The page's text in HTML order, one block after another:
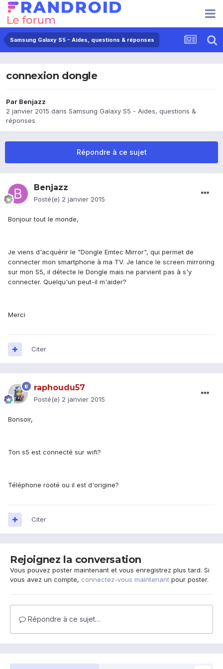
Samsung Galaxy S5 - Aides, questions & réponses
connexion dongle
Par Benjazz
2 janvier 2015 dans Samsung Galaxy S5 - Aides, questions &
réponses
Répondre à ce sujet
Benjazz
Posté(e) 2 janvier 2015
Bonjour tout le monde,
Je viens d'acquérir le "Dongle Emtec Mirror", qui permet de
connecter mon smartphone à ma TV. Je lance le screen mirroring
sur mon S5, il détecte le Dongle mais ne parvient pas à s'y
connecter. Quelqu'un peut-il m'aider?
Merci
Citer
raphoudu57
Posté(e) 2 janvier 2015
Bonsoir,
Ton s5 est connecté sur wifi?
Téléphone rooté ou il est d'origine?
Citer
Rejoignez la conversation
Vous pouvez poster maintenant et vous enregistrez plus tard. Si
vous avez un compte, connectez-vous maintenant pour poster.
Répondre à ce sujet…